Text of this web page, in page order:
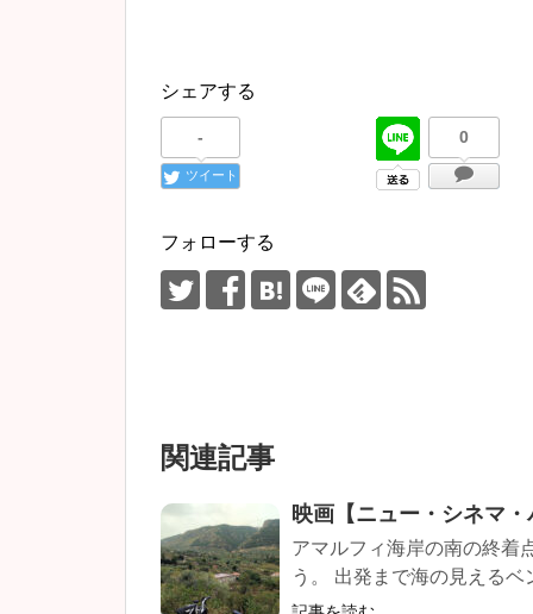
シェアする
-
ツイート
0
フォローする
関連記事
映画【ニュー・シネマ
アマルフィ海岸の南の終着
う。 出発まで海の見えるベ